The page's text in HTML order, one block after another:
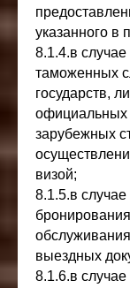
указанного в
8.1.4.в
таможенных
государств,
официальных
зарубежных
визой;
8.1.5.в случае
выездных
8.1.6.в